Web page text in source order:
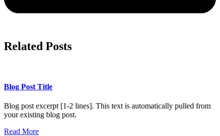
Related Posts
Blog Post Title
Blog post excerpt [1-2 lines]. This text is automatically pulled from
your existing blog post.
Read More